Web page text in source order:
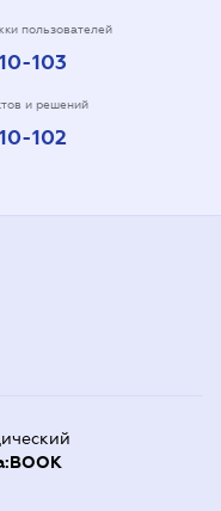
пользователей
103
и решений
102